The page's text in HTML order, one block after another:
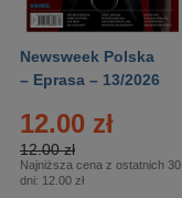
Newsweek Polska
– Eprasa – 13/2026
12.00 zł
12.00 zł
Najniższa cena z ostatnich 30
dni: 12.00 zł